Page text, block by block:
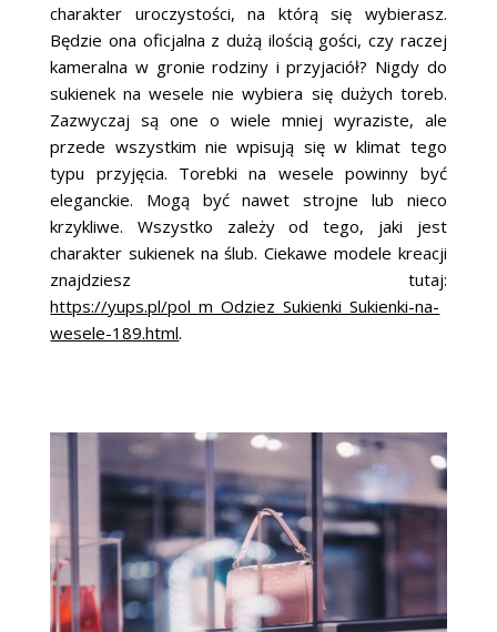
charakter uroczystości, na którą się wybierasz.
Będzie ona oficjalna z dużą ilością gości, czy raczej
kameralna w gronie rodziny i przyjaciół? Nigdy do
sukienek na wesele nie wybiera się dużych toreb.
Zazwyczaj są one o wiele mniej wyraziste, ale
przede wszystkim nie wpisują się w klimat tego
typu przyjęcia. Torebki na wesele powinny być
eleganckie. Mogą być nawet strojne lub nieco
krzykliwe. Wszystko zależy od tego, jaki jest
charakter sukienek na ślub. Ciekawe modele kreacji
znajdziesz tutaj:
https://yups.pl/pol_m_Odziez_Sukienki_Sukienki-na-
wesele-189.html.